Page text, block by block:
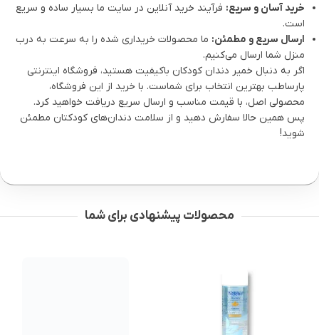
خرید آسان و سریع: فرآیند خرید آنلاین در سایت ما بسیار ساده و سریع
است.
ارسال سریع و مطمئن: ما محصولات خریداری شده را به سرعت به درب
منزل شما ارسال می‌کنیم.
اگر به دنبال خمیر دندان کودکان باکیفیت هستید، فروشگاه اینترنتی
پارساطب بهترین انتخاب برای شماست. با خرید از این فروشگاه،
محصولی اصل، با قیمت مناسب و ارسال سریع دریافت خواهید کرد.
پس همین حالا سفارش دهید و از سلامت دندان‌های کودکتان مطمئن
شوید!
محصولات پیشنهادی برای شما